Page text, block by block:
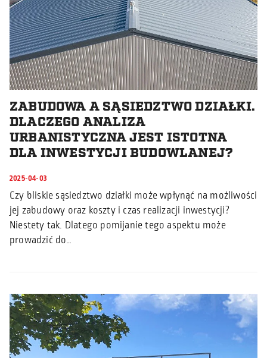
ZABUDOWA A SĄSIEDZTWO DZIAŁKI.
DLACZEGO ANALIZA
URBANISTYCZNA JEST ISTOTNA
DLA INWESTYCJI BUDOWLANEJ?
2025-04-03
Czy bliskie sąsiedztwo działki może wpłynąć na możliwości
jej zabudowy oraz koszty i czas realizacji inwestycji?
Niestety tak. Dlatego pomijanie tego aspektu może
prowadzić do…